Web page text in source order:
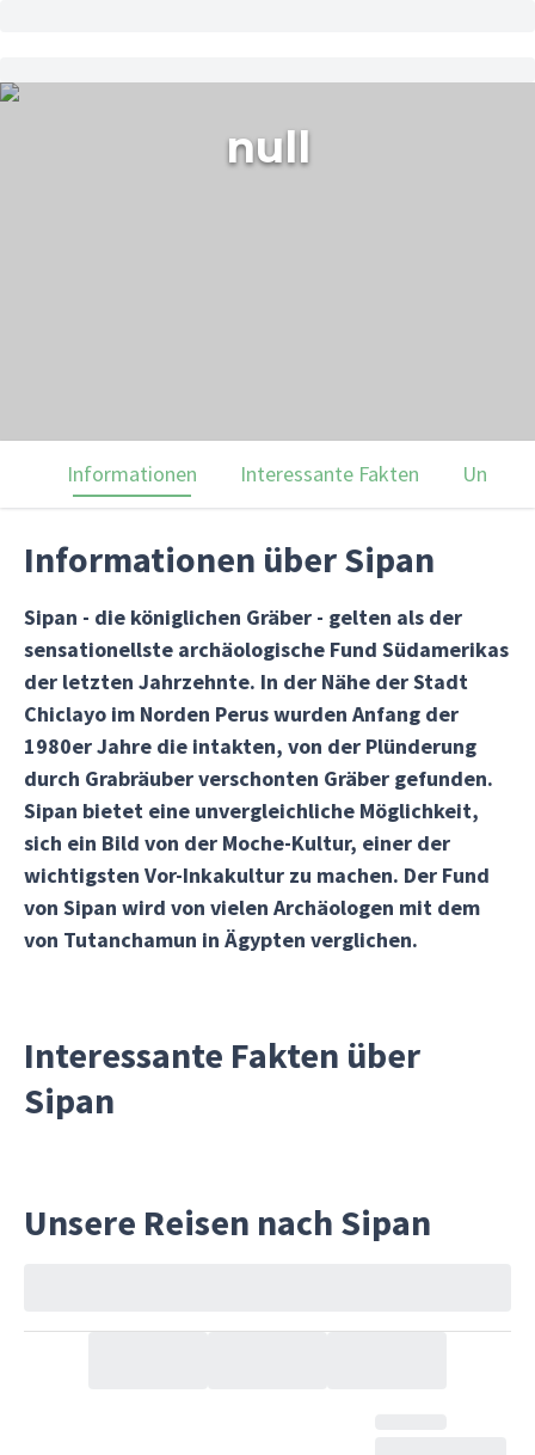
null
Informationen Interessante Fakten Unsere
Informationen über Sipan
Sipan - die königlichen Gräber - gelten als der
sensationellste archäologische Fund Südamerikas
der letzten Jahrzehnte. In der Nähe der Stadt
Chiclayo im Norden Perus wurden Anfang der
1980er Jahre die intakten, von der Plünderung
durch Grabräuber verschonten Gräber gefunden.
Sipan bietet eine unvergleichliche Möglichkeit,
sich ein Bild von der Moche-Kultur, einer der
wichtigsten Vor-Inkakultur zu machen. Der Fund
von Sipan wird von vielen Archäologen mit dem
von Tutanchamun in Ägypten verglichen.
Interessante Fakten über
Sipan
Unsere Reisen nach Sipan